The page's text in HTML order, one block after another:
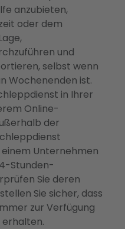
anzubieten,
oder dem
und
selbst wenn
Wochenenden ist.
in Ihrer
Online-
der
Unternehmen
Stunden-
Sie deren
Sie sicher, dass
zur Verfügung
erhalten.